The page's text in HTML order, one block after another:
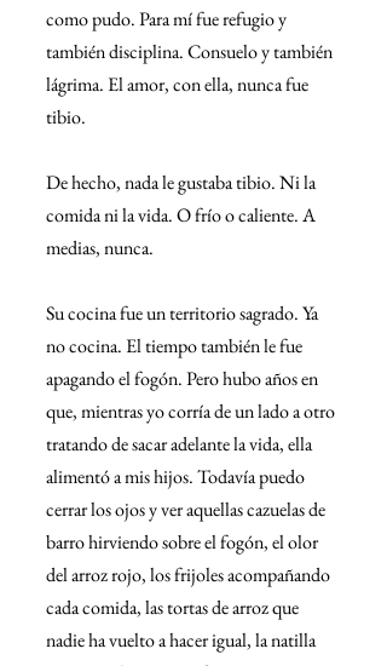
como pudo. Para mí fue refugio y
también disciplina. Consuelo y también
lágrima. El amor, con ella, nunca fue
tibio.
De hecho, nada le gustaba tibio. Ni la
comida ni la vida. O frío o caliente. A
medias, nunca.
Su cocina fue un territorio sagrado. Ya
no cocina. El tiempo también le fue
apagando el fogón. Pero hubo años en
que, mientras yo corría de un lado a otro
tratando de sacar adelante la vida, ella
alimentó a mis hijos. Todavía puedo
cerrar los ojos y ver aquellas cazuelas de
barro hirviendo sobre el fogón, el olor
del arroz rojo, los frijoles acompañando
cada comida, las tortas de arroz que
nadie ha vuelto a hacer igual, la natilla